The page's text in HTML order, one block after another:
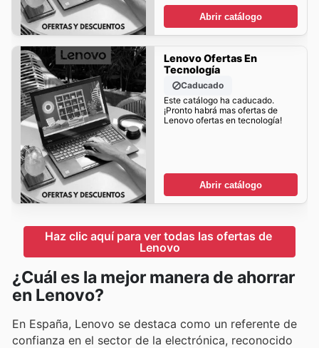
Abrir catálogo
Lenovo Ofertas En
Tecnología
Caducado
Este catálogo ha caducado.
¡Pronto habrá mas ofertas de
Lenovo ofertas en tecnología!
Abrir catálogo
Haz clic aquí para ver todas las ofertas de
Lenovo
¿Cuál es la mejor manera de ahorrar
en Lenovo?
En España, Lenovo se destaca como un referente de
confianza en el sector de la electrónica, reconocido